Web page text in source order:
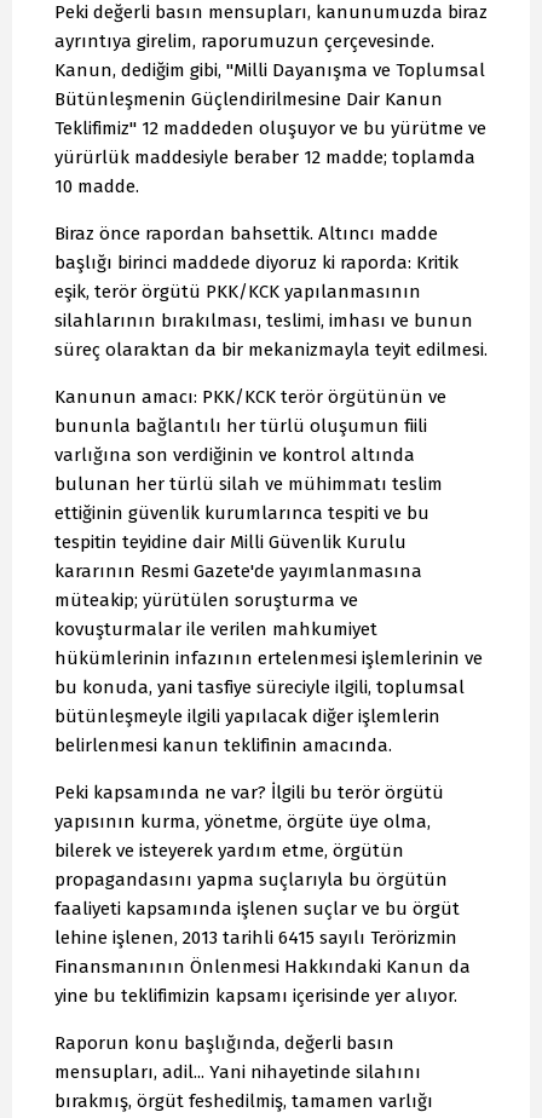
Peki değerli basın mensupları, kanunumuzda biraz
ayrıntıya girelim, raporumuzun çerçevesinde.
Kanun, dediğim gibi, "Milli Dayanışma ve Toplumsal
Bütünleşmenin Güçlendirilmesine Dair Kanun
Teklifimiz" 12 maddeden oluşuyor ve bu yürütme ve
yürürlük maddesiyle beraber 12 madde; toplamda
10 madde.
Biraz önce rapordan bahsettik. Altıncı madde
başlığı birinci maddede diyoruz ki raporda: Kritik
eşik, terör örgütü PKK/KCK yapılanmasının
silahlarının bırakılması, teslimi, imhası ve bunun
süreç olaraktan da bir mekanizmayla teyit edilmesi.
Kanunun amacı: PKK/KCK terör örgütünün ve
bununla bağlantılı her türlü oluşumun fiili
varlığına son verdiğinin ve kontrol altında
bulunan her türlü silah ve mühimmatı teslim
ettiğinin güvenlik kurumlarınca tespiti ve bu
tespitin teyidine dair Milli Güvenlik Kurulu
kararının Resmi Gazete'de yayımlanmasına
müteakip; yürütülen soruşturma ve
kovuşturmalar ile verilen mahkumiyet
hükümlerinin infazının ertelenmesi işlemlerinin ve
bu konuda, yani tasfiye süreciyle ilgili, toplumsal
bütünleşmeyle ilgili yapılacak diğer işlemlerin
belirlenmesi kanun teklifinin amacında.
Peki kapsamında ne var? İlgili bu terör örgütü
yapısının kurma, yönetme, örgüte üye olma,
bilerek ve isteyerek yardım etme, örgütün
propagandasını yapma suçlarıyla bu örgütün
faaliyeti kapsamında işlenen suçlar ve bu örgüt
lehine işlenen, 2013 tarihli 6415 sayılı Terörizmin
Finansmanının Önlenmesi Hakkındaki Kanun da
yine bu teklifimizin kapsamı içerisinde yer alıyor.
Raporun konu başlığında, değerli basın
mensupları, adil... Yani nihayetinde silahını
bırakmış, örgüt feshedilmiş, tamamen varlığı